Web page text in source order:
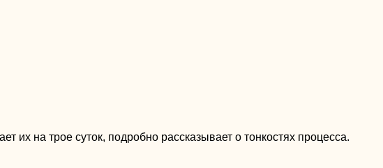
их на трое суток, подробно рассказывает о тонкостях процесса.